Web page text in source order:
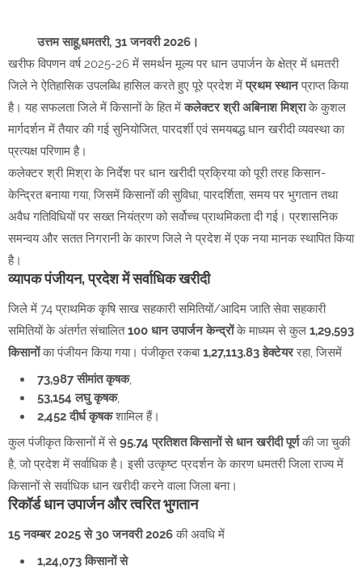
उत्तम साहू,धमतरी, 31 जनवरी 2026।
खरीफ विपणन वर्ष 2025-26 में समर्थन मूल्य पर धान उपार्जन के क्षेत्र में धमतरी
जिले ने ऐतिहासिक उपलब्धि हासिल करते हुए पूरे प्रदेश मेंप्रथम स्थानप्राप्त किया
है। यह सफलता जिले में किसानों के हित मेंकलेक्टर श्री अबिनाश मिश्राके कुशल
मार्गदर्शन में तैयार की गई सुनियोजित, पारदर्शी एवं समयबद्ध धान खरीदी व्यवस्था का
प्रत्यक्ष परिणाम है।
कलेक्टर श्री मिश्रा के निर्देश पर धान खरीदी प्रक्रिया को पूरी तरह किसान-
केन्द्रित बनाया गया, जिसमें किसानों की सुविधा, पारदर्शिता, समय पर भुगतान तथा
अवैध गतिविधियों पर सख्त नियंत्रण को सर्वोच्च प्राथमिकता दी गई। प्रशासनिक
समन्वय और सतत निगरानी के कारण जिले ने प्रदेश में एक नया मानक स्थापित किया
है।
व्यापक पंजीयन, प्रदेश में सर्वाधिक खरीदी
जिले में 74 प्राथमिक कृषि साख सहकारी समितियों/आदिम जाति सेवा सहकारी
समितियों के अंतर्गत संचालित100 धान उपार्जन केन्द्रोंके माध्यम से कुल 1,29,593
किसानोंका पंजीयन किया गया। पंजीकृत रकबा1,27,113.83 हेक्टेयररहा, जिसमें
73,987 सीमांत कृषक,
53,154 लघु कृषक,
2,452 दीर्घ कृषकशामिल हैं।
कुल पंजीकृत किसानों में से95.74 प्रतिशत किसानों से धान खरीदी पूर्णकी जा चुकी
है, जो प्रदेश में सर्वाधिक है। इसी उत्कृष्ट प्रदर्शन के कारण धमतरी जिला राज्य में
किसानों से सर्वाधिक धान खरीदी करने वाला जिला बना।
रिकॉर्ड धान उपार्जन और त्वरित भुगतान
15 नवम्बर 2025 से 30 जनवरी 2026की अवधि में
1,24,073 किसानों से